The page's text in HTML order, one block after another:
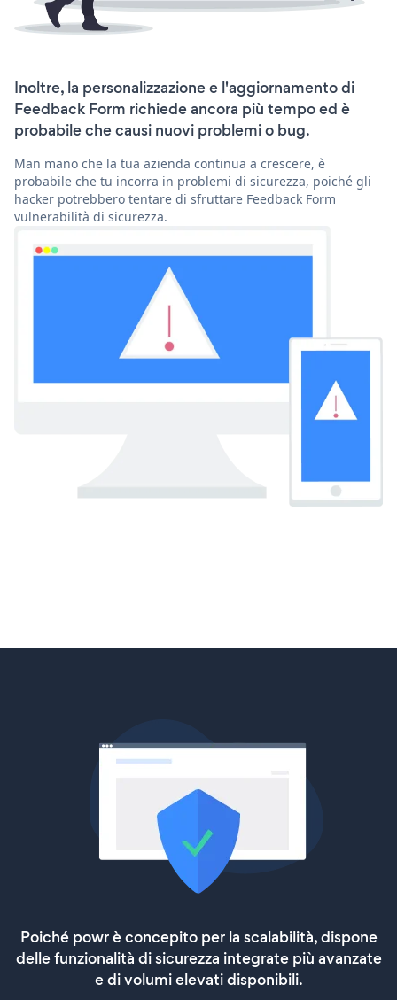
Inoltre, la personalizzazione e l'aggiornamento di
Feedback Form richiede ancora più tempo ed è
probabile che causi nuovi problemi o bug.
Man mano che la tua azienda continua a crescere, è
probabile che tu incorra in problemi di sicurezza, poiché gli
hacker potrebbero tentare di sfruttare Feedback Form
vulnerabilità di sicurezza.
Poiché powr è concepito per la scalabilità, dispone
delle funzionalità di sicurezza integrate più avanzate
e di volumi elevati disponibili.